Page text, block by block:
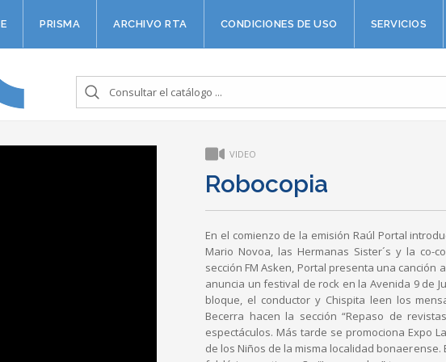
PRISMA ARCHIVO RTA CONDICIONES DE USO SERVICIOS
VIDEO
Robocopia
En el comienzo de la emisión Raúl Portal
Mario Novoa, las Hermanas Sister´s y la co-
sección FM Asken, Portal presenta una canción
anuncia un festival de rock en la Avenida 9 de
bloque, el conductor y Chispita leen los
Becerra hacen la sección “Repaso de
espectáculos. Más tarde se promociona Expo
de los Niños de la misma localidad bonaerense.